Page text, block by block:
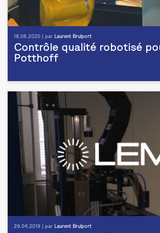
18.06.2020 | par Laurent Brulport
Contrôle qualité robotisé
Potthoff
29.04.2019 | par Laurent Brulport